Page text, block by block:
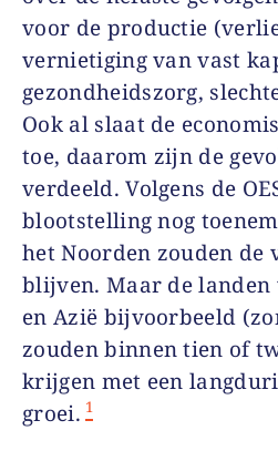
voor de productie
vernietiging van vast
gezondheidszorg,
Ook al slaat de
toe, daarom zijn de
verdeeld. Volgens de
blootstelling nog
het Noorden zouden
blijven. Maar de
en Azië bijvoorbeeld
zouden binnen tien of
krijgen met een
groei. 1